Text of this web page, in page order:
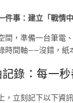
件事：建立「戰情
間，準備一台筆電
時間軸——沒錯，紙
記錄：每一
，立刻記下以下資訊